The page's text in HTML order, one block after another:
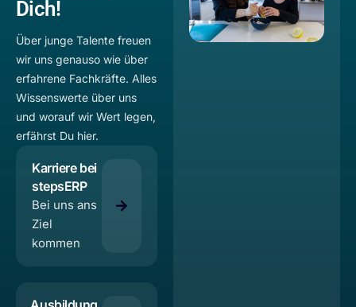
Dich!
Über junge Talente freuen
wir uns genauso wie über
erfahrene Fachkräfte. Alles
Wissenswerte über uns
und worauf wir Wert legen,
erfährst Du hier.
Karriere bei
stepsERP
Bei uns ans
Ziel
kommen